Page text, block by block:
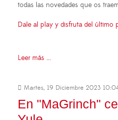
todas las novedades que os
Dale al play y disfruta del último
Leer más ...
Martes, 19 Diciembre 2023
En "MaGrinch"